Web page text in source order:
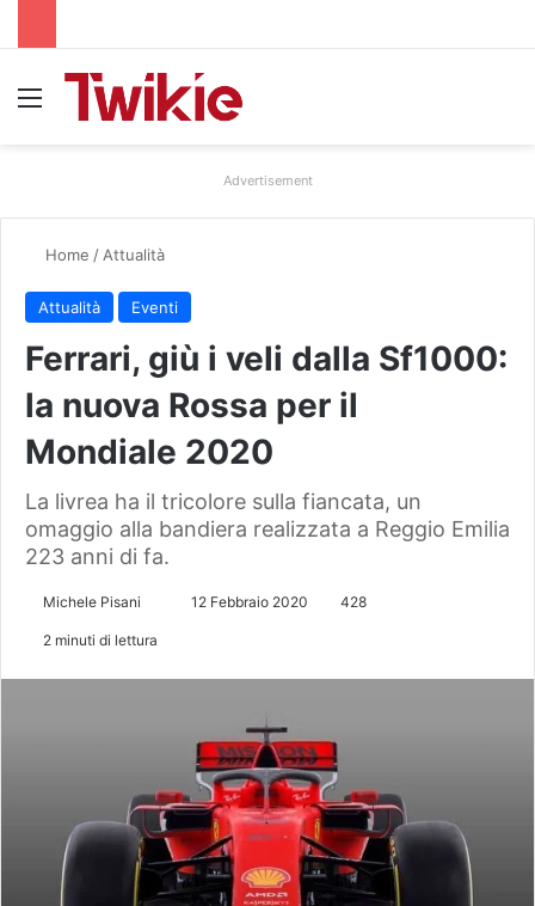
Advertisement
Home / Attualità
Attualità Eventi
Ferrari, giù i veli dalla Sf1000:
la nuova Rossa per il
Mondiale 2020
La livrea ha il tricolore sulla fiancata, un
omaggio alla bandiera realizzata a Reggio Emilia
223 anni di fa.
Michele Pisani
'
e
m
a
12 Febbraio 2020 428
2 minuti di lettura